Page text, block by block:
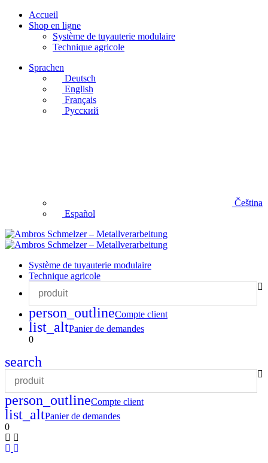
Accueil
Shop en ligne
Système de tuyauterie modulaire
Technique agricole
Sprachen
Deutsch
English
Français
Русский
Čeština
Español
Système de tuyauterie modulaire
Technique agricole
person_outlineCompte client
list_altPanier de demandes
0
search
person_outlineCompte client
list_altPanier de demandes
0